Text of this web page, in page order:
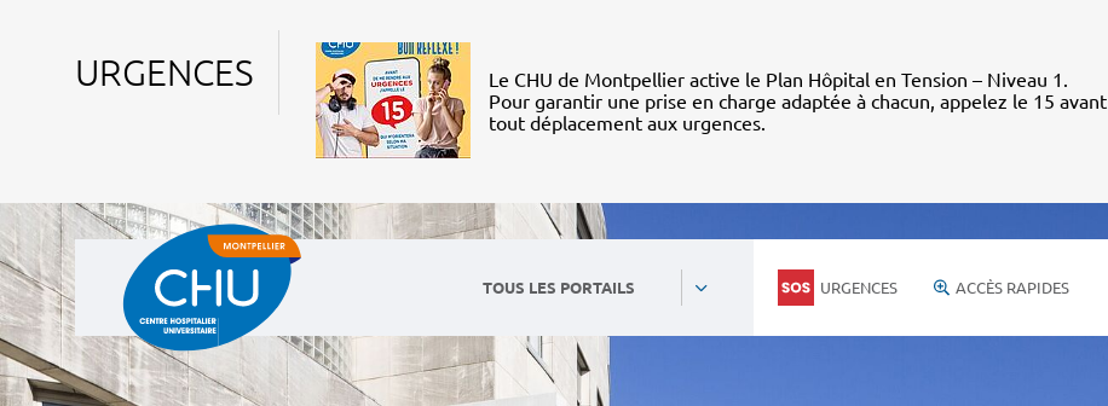
URGENCES
Le CHU de Montpellier active le Plan Hôpital en Tension – Niveau 1.
Pour garantir une prise en charge adaptée à chacun, appelez le 15 avant
tout déplacement aux urgences.
TOUS LES PORTAILS URGENCES ACCÈS RAPIDES